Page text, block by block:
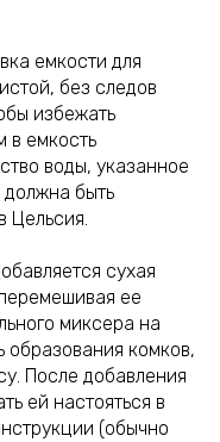
емкости для
без следов
избежать
в емкость
воды, указанное
быть
Цельсия.
сухая
ее
миксера на
образования комков,
После добавления
ей настояться в
(обычно